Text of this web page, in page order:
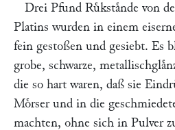
Drei Pfund Ruͤkstaͤnde von
Platins wurden in einem
fein gestoßen und gesiebt. Es
grobe, schwarze,
die so hart waren, daß sie
Moͤrser und in die
machten, ohne sich in Pulver